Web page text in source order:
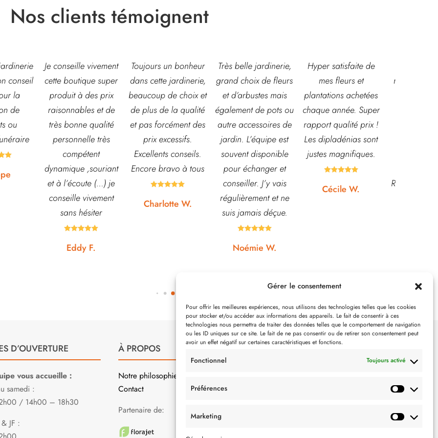
Gérer le consentement
Pour offrir les meilleures expériences, nous utilisons des technologies telles que les cookies
pour stocker et/ou accéder aux informations des appareils. Le fait de consentir à ces
technologies nous permettra de traiter des données telles que le comportement de navigation
ou les ID uniques sur ce site. Le fait de ne pas consentir ou de retirer son consentement peut
avoir un effet négatif sur certaines caractéristiques et fonctions.
Fonctionnel Toujours activé
Préférences
Marketing
Nos clients témoignent
vivement
super
des prix
et de
qualité
très
,souriant
(...) je
Toujours un bonheur
dans cette jardinerie,
beaucoup de choix et
de plus de la qualité
et pas forcément des
prix excessifs.
Excellents conseils.
Encore bravo à tous
   
Charlotte W.
Très belle jardinerie,
grand choix de fleurs
et d’arbustes mais
également de pots ou
autre accessoires de
jardin. L’équipe est
souvent disponible
pour échanger et
conseiller. J’y vais
régulièrement et ne
Hyper satisfaite de
mes fleurs et
plantations achetées
chaque année. Super
rapport qualité prix !
Les dipladénias sont
justes magnifiques.
 
Cécile W.
Composition
magnifique pour le
baptême et le
mariage!
Bouquet mariée,
centre de table et
Bouquet table
d'honneur.
Rapport qualité-prix,
D’OUVERTURE
vous accueille :
samedi :
/ 14h00 – 18h30
JF :
À PROPOS
Notre philosophie
Contact
Partenaire de:
SUIVEZ-NOUS